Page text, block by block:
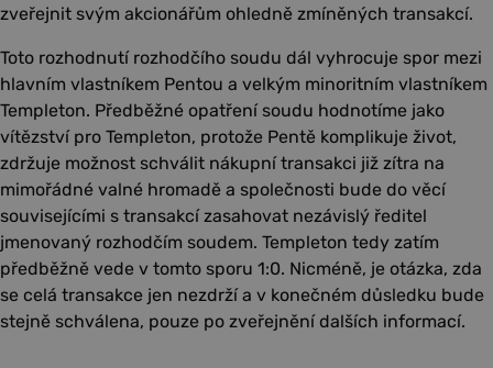
zveřejnit svým akcionářům ohledně zmíněných transakcí.
Toto rozhodnutí rozhodčího soudu dál vyhrocuje spor mezi
hlavním vlastníkem Pentou a velkým minoritním vlastníkem
Templeton. Předběžné opatření soudu hodnotíme jako
vítězství pro Templeton, protože Pentě komplikuje život,
zdržuje možnost schválit nákupní transakci již zítra na
mimořádné valné hromadě a společnosti bude do věcí
souvisejícími s transakcí zasahovat nezávislý ředitel
jmenovaný rozhodčím soudem. Templeton tedy zatím
předběžně vede v tomto sporu 1:0. Nicméně, je otázka, zda
se celá transakce jen nezdrží a v konečném důsledku bude
stejně schválena, pouze po zveřejnění dalších informací.